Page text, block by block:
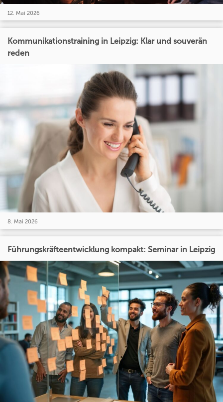
12. Mai 2026
Kommunikationstraining in Leipzig: Klar und souverän
reden
8. Mai 2026
Führungskräfteentwicklung kompakt: Seminar in Leipzig